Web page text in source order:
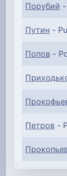
Порубий
Путин -
Попов -
Петров -